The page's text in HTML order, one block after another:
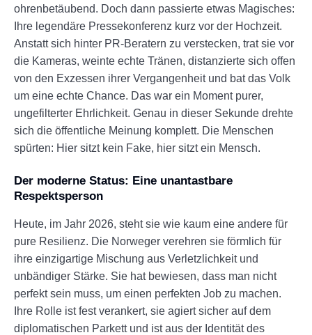
ohrenbetäubend. Doch dann passierte etwas Magisches:
Ihre legendäre Pressekonferenz kurz vor der Hochzeit.
Anstatt sich hinter PR-Beratern zu verstecken, trat sie vor
die Kameras, weinte echte Tränen, distanzierte sich offen
von den Exzessen ihrer Vergangenheit und bat das Volk
um eine echte Chance. Das war ein Moment purer,
ungefilterter Ehrlichkeit. Genau in dieser Sekunde drehte
sich die öffentliche Meinung komplett. Die Menschen
spürten: Hier sitzt kein Fake, hier sitzt ein Mensch.
Der moderne Status: Eine unantastbare
Respektsperson
Heute, im Jahr 2026, steht sie wie kaum eine andere für
pure Resilienz. Die Norweger verehren sie förmlich für
ihre einzigartige Mischung aus Verletzlichkeit und
unbändiger Stärke. Sie hat bewiesen, dass man nicht
perfekt sein muss, um einen perfekten Job zu machen.
Ihre Rolle ist fest verankert, sie agiert sicher auf dem
diplomatischen Parkett und ist aus der Identität des